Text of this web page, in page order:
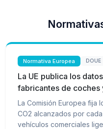
Normativa Europea DOUE
La UE publica los
fabricantes de
La Comisión Europea fija
CO2 alcanzados por
vehículos comerciales